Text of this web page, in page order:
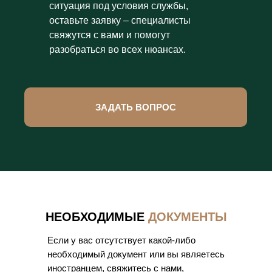
ЗАДАТЬ ВОПРОС
ситуация под условия службы,
оставьте заявку – специалисты
свяжутся с вами и помогут
разобраться во всех нюансах.
НЕОБХОДИМЫЕ ДОКУМЕНТЫ
Если у вас отсутствует какой-либо
необходимый документ или вы являетесь
иностранцем, свяжитесь с нами,